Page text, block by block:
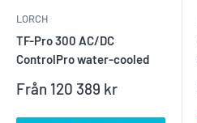
LORCH
TF-Pro 300 AC/DC
ControlPro water-cooled
Reapris
Från 120 389 kr